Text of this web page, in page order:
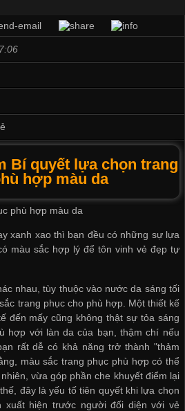
Bí quyết lựa chọn trang
hợp màu da
phù hợp màu da
xanh xao thì bạn đều có những sự lựa
màu sắc hợp lý để tôn vinh vẻ đẹp tự
nhau, tùy thuộc vào nước da sáng tối
trang phục cho phù hợp. Một thiết kế
đến mấy cũng không thật sự tỏa sáng
hợp với làn da của bạn, thậm chí nếu
rất dễ có khả năng trở thành "thảm
màu sắc trang phục phù hợp có thể
vừa góp phần che khuyết điểm lại
đây là yếu tố tiên quyết khi lựa chọn
xuất hiện trước người đối diện với vẻ